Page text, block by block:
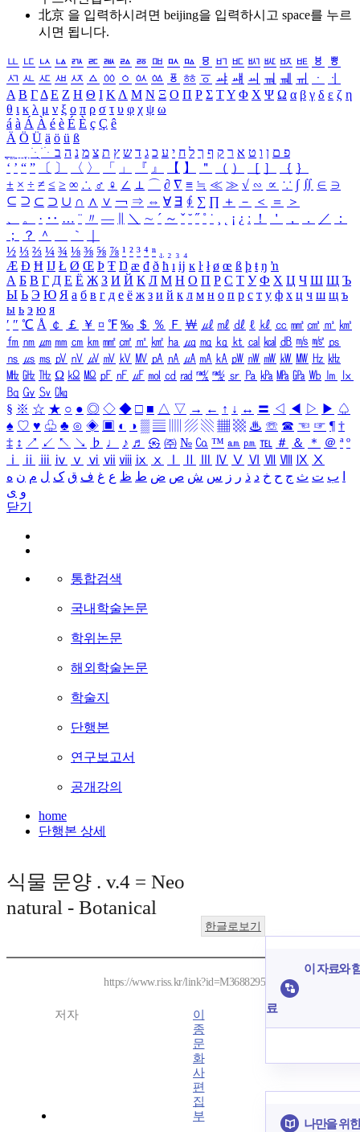
北京 을 입력하시려면 beijing을 입력하시고 space를 누르
시면 됩니다.
ㅥ ㅦ ㅧ ㅨ ㅩ ㅪ ㅫ ㅬ ㅭ ㅮ ㅯ ㅰ ㅱ ㅲ ㅳ ㅴ ㅵ ㅶ ㅷ ㅸ
ㅹ
ㅺ ㅻ ㅼ ㅽ ㅾ ㅿ ㆀ ㆁ ㆂ ㆃ ㆄ ㆅ ㆆ ㆇ ㆈ ㆉ ㆊ ㆋ ㆌ ㆍ
ㆎ
Α Β ΓΔ Ε Ζ Η Θ Ι ΚΛ Μ Ν Ξ Ο Π Ρ Σ ΤΥ Φ Χ Ψ Ω α β γ δ ε ζ η
θ ι κ λ μ ν ξ ο π ρ σ τ υ φ χ ψ ω
á à Á À é è É È ç Ç ê
Ä Ö Ü ä ö ü ß
ִֶֹ ֻּ ׁׂ פ ם ן ו ט א ר ק ף ך ל ח י ע כ ג ד ש ץ ת צ מ נ ה ב
‘ ’ “ ” 〔 〕 〈 〉 「 」 『 』 【 】 ＂ （ ） ［ ］ ｛ ｝
± × ÷ ≠ ≤ ≥ ∞ ∴ ♂ ♀ ∠ ⊥ ⌒ ∂ ∇ ≡ ≒ ≪ ≫ √ ∽ ∝ ∵ ∫ ∬ ∈ ∋
⊆ ⊇ ⊂ ⊃ ∪ ∩ ∧ ∨ ￢ ⇒ ⇔ ∀ ∃ ∮ ∑ ∏ ＋ － ＜ ＝
＞
、
。 · ‥ … ¨ 〃 ― ＼ ∼ ´ ～ ˇ ˘ ˝ ˚ ˙ ¸ ¡ ¿ ː ！ ＇ ， ． ／
：
；
？ ＾ ｀
½ ⅓ ⅔ ¼ ¾ ⅛ ⅜ ⅝ ⅞ ¹ ² ³ ⁴ ⁿ ₁ ₂ ₃ ₄
Æ Ð Ħ Ĳ Ł Ø Œ Þ Ŧ Ŋ æ đ ð ħ ı ĳ ĸ ŀ ł ø œ ß þ ŧ ŋ ŉ
А Б В Г Д Е Ё Ж З И Й К Л М Н О П Р С Т У Ф Х Ц Ч Ш Щ Ъ
Ы Ь Э Ю Я а б в г д е ё ж з и й к л м н о п р с т у ф х ц ч ш щ ъ
ы ь э ю я
′ ″ ℃ Å ￠ ￡ ￥ ¤ ℉ ‰ ＄ ％ Ｆ ￦ ㎕ ㎖ ㎗ ℓ ㎘ ㏄ ㎣ ㎤ ㎥ ㎦
㎙ ㎚ ㎛ ㎜ ㎝ ㎞ ㎟ ㎠ ㎡ ㎢ ㏊ ㎍ ㎎ ㎏ ㏏ ㎈ ㎉ ㏈ ㎧ ㎨ ㎰
㎱ ㎲ ㎳ ㎴ ㎵ ㎶ ㎷ ㎸ ㎹ ㎀ ㎁ ㎂ ㎃ ㎄ ㎺ ㎻ ㎽ ㎾ ㎿ ㎐ ㎑
㎒ ㎓ ㎔ Ω ㏀ ㏁ ㎊ ㎋ ㎌ ㏖ ㏅ ㎭ ㎮ ㎯ ㏛ ㎩ ㎪ ㎫ ㎬ ㏝ ㏐
㏓
㏃ ㏉ ㏜ ㏆
§ ※ ☆ ★ ○ ● ◎ ◇ ◆ □ ■ △ ▽ → ← ↑ ↓ ↔ 〓 ◁ ◀ ▷ ▶ ♤
♠ ♡ ♥ ♧ ♣ ⊙ ◈ ▣ ◐ ◑ ▒ ▤ ▨ ▧ ▦ ▩ ♨ ☏ ☎ ☜ ☞ ¶ †
‡ ↕ ↗ ↙ ↖ ↘ ♭ ♩ ♪ ♬ ㉿ ㈜ № ㏇ ™ ㏂ ㏘ ℡ ＃ ＆ ＊ ＠ ª º
ⅰ
ⅱ ⅲ ⅳ ⅴ ⅵ ⅶ ⅷ ⅸ ⅹ Ⅳ Ⅴ Ⅵ Ⅶ Ⅷ Ⅸ Ⅹ
ب ت ث ج ح خ د ذ ر ز س ش ص ض ط ظ ع غ ف ق ک ل م ن ه
و ی
닫기
통합검색
국내학술논문
학위논문
해외학술논문
학술지
단행본
연구보고서
공개강의
home
단행본 상세
식물 문양 . v.4 = Neo
natural - Botanical
한글로보기
https://www.riss.kr/link?id=M3688295
저자
이
종
문
화
사
편
집
부
이 자료와
료
나만을 위